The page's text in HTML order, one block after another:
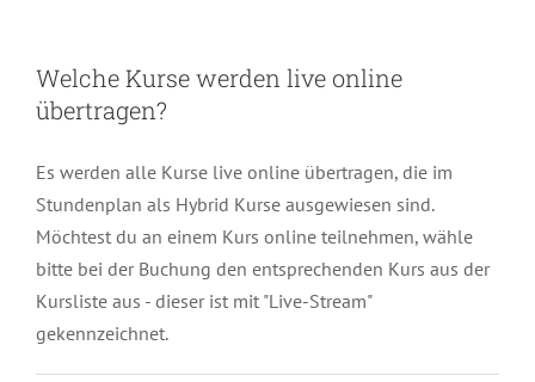
Kurs
neu
Welche Kurse werden live online
übertragen?
Es werden alle Kurse live online übertragen, die im
Stundenplan als Hybrid Kurse ausgewiesen sind.
Möchtest du an einem Kurs online teilnehmen, wähle
bitte bei der Buchung den entsprechenden Kurs aus der
Kursliste aus - dieser ist mit "Live-Stream"
gekennzeichnet.